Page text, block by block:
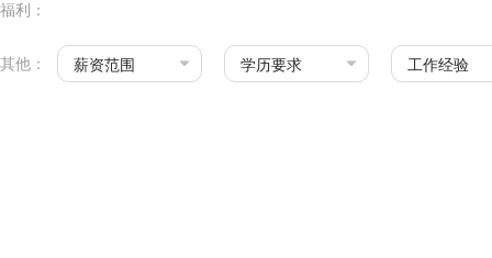
福利：
其他： 薪资范围 学历要求 工作经验